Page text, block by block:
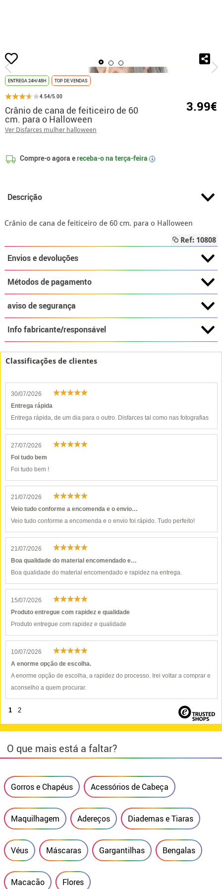
início Crânio de cana de feiticeiro de 60 cm. para o
ENTREGA 24H/48H TOP DE VENDAS
4.54/5.00
Crânio de cana de feiticeiro de 60
cm. para o Halloween
Ver Disfarces mulher halloween
3.99€
Compre-o agora ereceba-o na terça-feira i
Descrição
Crânio de cana de feiticeiro de 60 cm. para o Halloween
Ref: 10808
Envios e devoluções
Métodos de pagamento
aviso de segurança
Info fabricante/responsável
Classificações de clientes
30/07/2026
Entrega rápida
Entrega rápida, de um dia para o outro. Disfarces tal como nas fotografias
27/07/2026
Foi tudo bem
Foi tudo bem !
21/07/2026
Veio tudo conforme a encomenda e o envio…
Veio tudo conforme a encomenda e o envio foi rápido. Tudo perfeito!
21/07/2026
Boa qualidade do material encomendado e…
Boa qualidade do material encomendado e rapidez na entrega.
15/07/2026
Produto entregue com rapidez e qualidade
Produto entregue com rapidez e qualidade
10/07/2026
A enorme opção de escolha.
A enorme opção de escolha, a rapidez do processo. Irei voltar a comprar e
aconselho a quem procurar.
1 2
O que mais está a faltar?
Gorros e Chapéus Acessórios de Cabeça
Maquilhagem Adereços Diademas e Tiaras
Véus Máscaras Gargantilhas Bengalas
Macacão Flores